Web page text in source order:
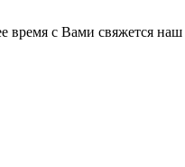
с Вами свяжется наш